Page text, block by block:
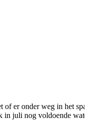
er onder weg in het
in juli nog voldoende